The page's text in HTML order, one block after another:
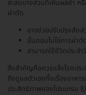
สะสมบางส่วนที่เห็นผลช้า ห
ผ่าตัด
อาจช่วยปรับปรุงสัด
ขั้นตอนไม่ใช่การผ่า
สามารถใช้ชีวิตประจ
สิ่งสำคัญคือควรแจ้งโรคประ
ถึงดูแลตัวเองทั้งเรื่องอาหา
ประสิทธิภาพของโปรแกรม 🙌